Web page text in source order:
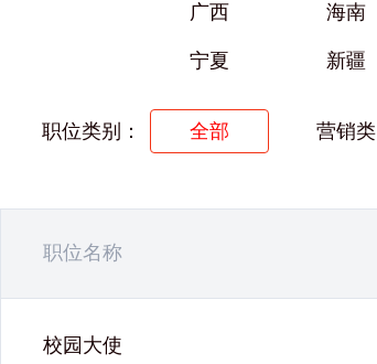
广西 海南
宁夏 新疆
职位类别： 全部 营销类
职位名称
校园大使